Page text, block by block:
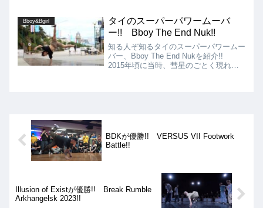
感を感じさせる程にポテンシャルが高
く、今後も要注目のBboyです!!
Bboy&Bgirl
タイのスーパーパワームーバ
ー!! Bboy The End Nuk!!
知る人ぞ知るタイのスーパーパワームー
バー、Bboy The End Nukを紹介!!
2015年頃に当時、彗星のごとく現れ、
BDKが優勝!! VERSUS VII Footwork
Battle!!
Illusion of Existが優勝!! Break Rumble
Arkhangelsk 2023!!